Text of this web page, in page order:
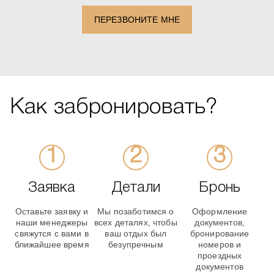
ПЕРЕЗВОНИТЕ МНЕ
Как забронировать?
Заявка
Оставьте заявку и
наши менеджеры
свяжутся с вами в
ближайшее время
Детали
Мы позаботимся о
всех деталях, чтобы
ваш отдых был
безупречным
Бронь
Оформление
документов,
бронирование
номеров и
проездных
документов